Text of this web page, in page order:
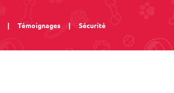
| Témoignages | Sécurité